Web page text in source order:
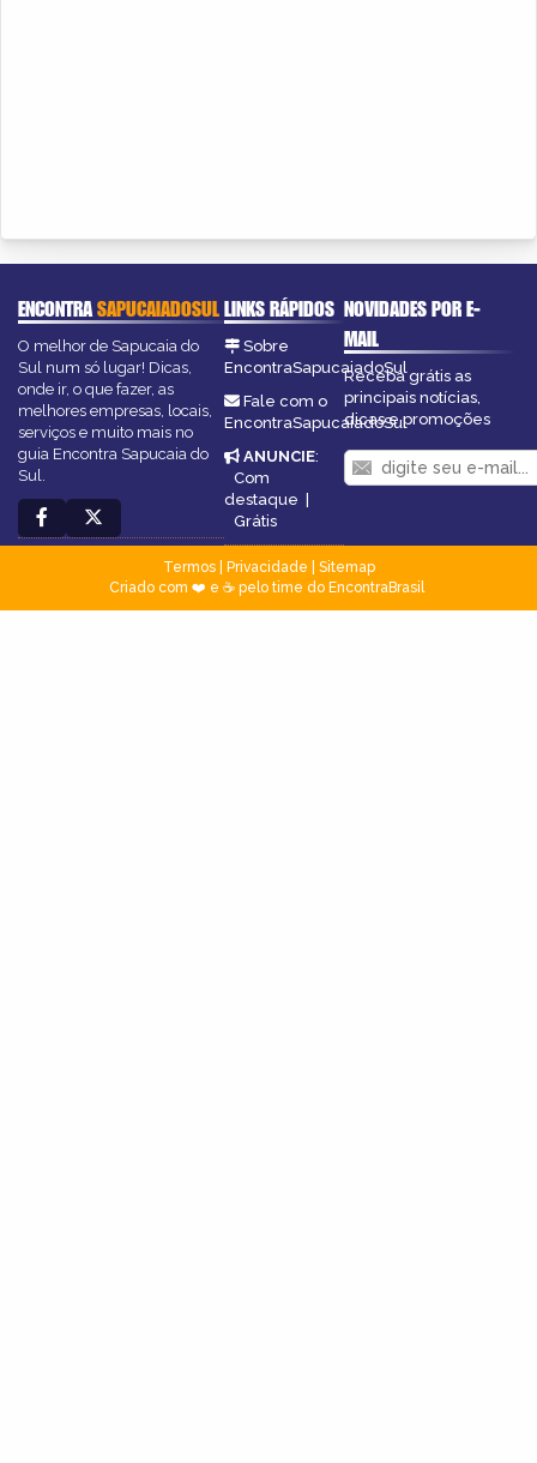
ENCONTRASAPUCAIADOSUL
O melhor de Sapucaia do
Sul num só lugar! Dicas,
onde ir, o que fazer, as
melhores empresas, locais,
serviços e muito mais no
guia Encontra Sapucaia do
Sul.
LINKS RÁPIDOS
Sobre
EncontraSapucaiadoSul
Fale com o
EncontraSapucaiadoSul
ANUNCIE:
Com
destaque |
Grátis
NOVIDADES POR E-
MAIL
Receba grátis as
principais notícias,
dicas e promoções
Termos| Privacidade
Sitemap
Criado com ❤️ e ☕ pelo time do EncontraBrasil